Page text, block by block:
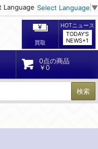
Language Select Language ▼
買取
HOTニュース
TODAY'S
NEWS+1
0点の商品
￥0
検索